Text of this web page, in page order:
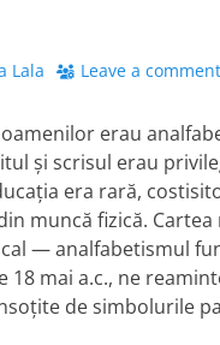
Lala Leave a comment
erau
și scrisul erau
era rară,
muncă fizică.
— analfabetismul
18 mai a.c., ne
de simbolurile